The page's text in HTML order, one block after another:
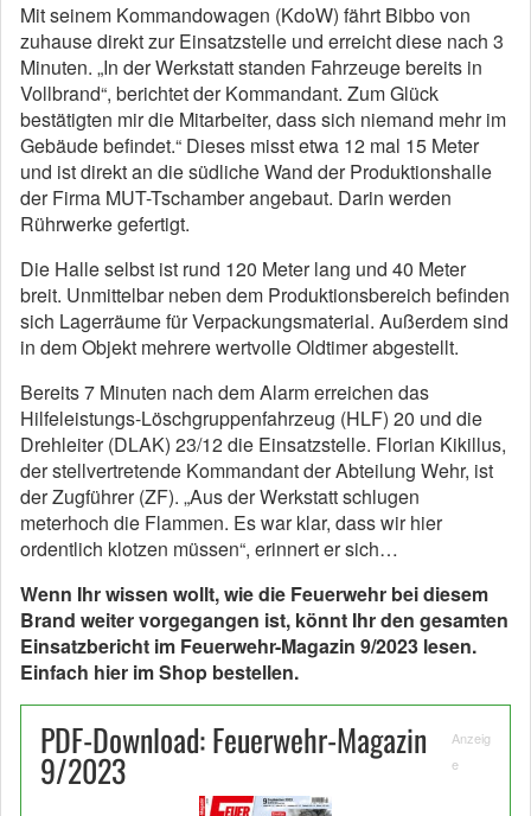
Mit seinem Kommandowagen (KdoW) fährt Bibbo von
zuhause direkt zur Einsatzstelle und erreicht diese nach 3
Minuten. „In der Werkstatt standen Fahrzeuge bereits in
Vollbrand“, berichtet der Kommandant. Zum Glück
bestätigten mir die Mitarbeiter, dass sich niemand mehr im
Gebäude befindet.“ Dieses misst etwa 12 mal 15 Meter
und ist direkt an die südliche Wand der Produktionshalle
der Firma MUT-Tschamber angebaut. Darin werden
Rührwerke gefertigt.
Die Halle selbst ist rund 120 Meter lang und 40 Meter
breit. Unmittelbar neben dem Produktionsbereich befinden
sich Lagerräume für Verpackungsmaterial. Außerdem sind
in dem Objekt mehrere wertvolle Oldtimer abgestellt.
Bereits 7 Minuten nach dem Alarm erreichen das
Hilfeleistungs-Löschgruppenfahrzeug (HLF) 20 und die
Drehleiter (DLAK) 23/12 die Einsatzstelle. Florian Kikillus,
der stellvertretende Kommandant der Abteilung Wehr, ist
der Zugführer (ZF). „Aus der Werkstatt schlugen
meterhoch die Flammen. Es war klar, dass wir hier
ordentlich klotzen müssen“, erinnert er sich…
Wenn Ihr wissen wollt, wie die Feuerwehr bei diesem
Brand weiter vorgegangen ist, könnt Ihr den gesamten
Einsatzbericht im Feuerwehr-Magazin 9/2023 lesen.
Einfach hier im Shop bestellen.
PDF-Download: Feuerwehr-Magazin
9/2023
Anzeig
e